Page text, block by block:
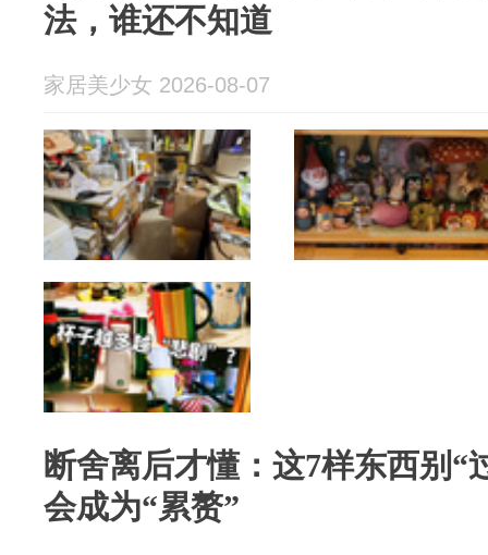
法，谁还不知道
家居美少女 2026-08-07
断舍离后才懂：这7样东西别“
会成为“累赘”